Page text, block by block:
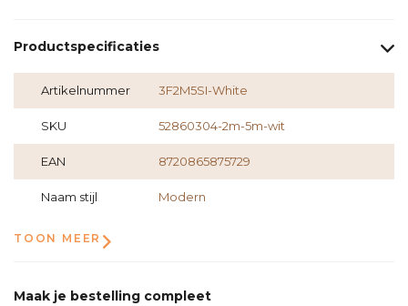
Productspecificaties
Artikelnummer 3F2M5SI-White
SKU 52860304-2m-5m-wit
EAN 8720865875729
Naam stijl Modern
TOON MEER
Maak je bestelling compleet